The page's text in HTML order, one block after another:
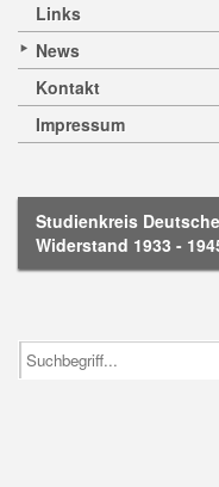
Links
News
Kontakt
Impressum
Studienkreis
Widerstand 1933 -